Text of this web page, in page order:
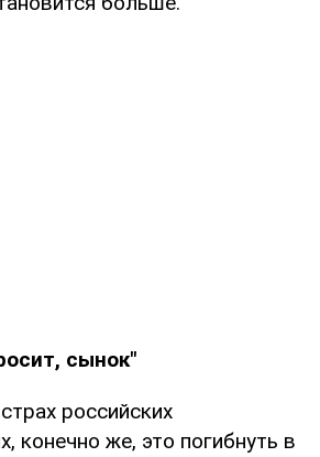
сынок"
российских
конечно же, это погибнуть в